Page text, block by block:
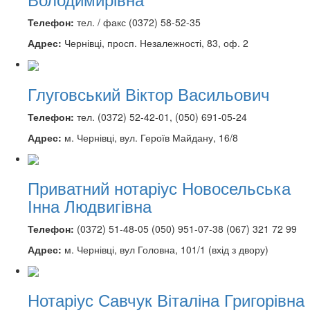
Телефон: тел. / факс (0372) 58-52-35
Адрес: Чернівці, просп. Незалежності, 83, оф. 2
Глуговський Віктор Васильович
Телефон: тел. (0372) 52-42-01, (050) 691-05-24
Адрес: м. Чернівці, вул. Героїв Майдану, 16/8
Приватний нотаріус Новосельська
Інна Людвигівна
Телефон: (0372) 51-48-05 (050) 951-07-38 (067) 321 72 99
Адрес: м. Чернівці, вул Головна, 101/1 (вхід з двору)
Нотаріус Савчук Віталіна Григорівна